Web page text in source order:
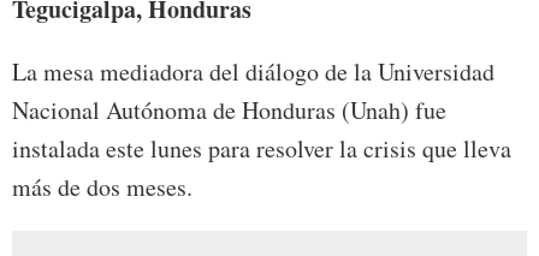
Tegucigalpa, Honduras
La mesa mediadora del diálogo de la Universidad
Nacional Autónoma de Honduras (Unah) fue
instalada este lunes para resolver la crisis que lleva
más de dos meses.